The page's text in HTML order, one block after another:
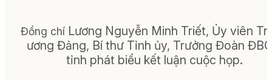
Đồng chí Lương Nguyễn Minh Triết, Ủy viên
ương Đảng, Bí thư Tỉnh ủy, Trưởng Đoàn
tỉnh phát biểu kết luận cuộc họp.